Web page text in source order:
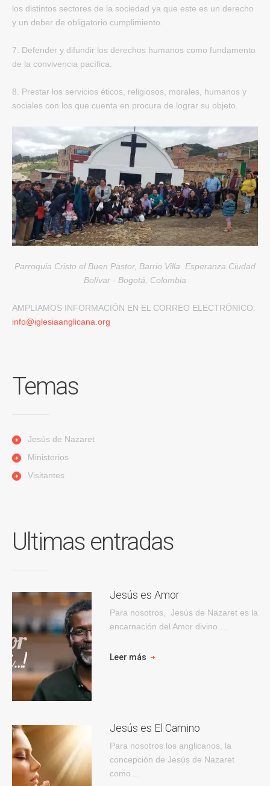
los distintos sectores de la sociedad ya que este es un derecho
y un deber de obligatorio cumplimiento.
7. Defender y difundir los derechos humanos como fundamento
de la convivencia pacífica.
8. Prestar los servicios éticos, religiosos, morales, humanos y
sociales con los que cuenta en procura de lograr su objeto.
Parroquia Cristo el Buen Pastor, Barrio Villa Esperanza Ciudad
Bolívar - Bogotá, Colombia
AMPLIAMOS INFORMACIÓN EN EL CORREO ELECTRÓNICO:
info@iglesiaanglicana.org
Temas
Jesús de Nazaret
Ministerios
Visitantes
Ultimas entradas
Jesús es Amor
Para nosotros, Jesús de Nazaret es la
encarnación del Amor divino.…
Leer más
Jesús es El Camino
Para nosotros los anglicanos, la
concepción de Jesús de Nazaret
como…